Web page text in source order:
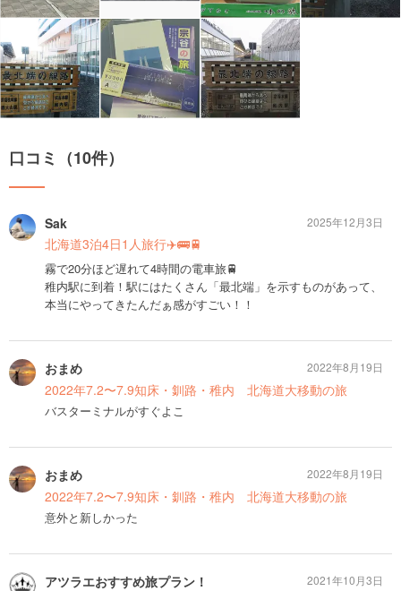
口コミ（10件）
Sak
北海道3泊4日1人旅行✈️🚌🚆
霧で20分ほど遅れて4時間の電車旅🚆
稚内駅に到着！駅にはたくさん「最北端」を示すものがあって、
本当にやってきたんだぁ感がすごい！！
2025年12月3日
おまめ
2022年7.2〜7.9知床・釧路・稚内 北海道大移動の旅
バスターミナルがすぐよこ
2022年8月19日
おまめ
2022年7.2〜7.9知床・釧路・稚内 北海道大移動の旅
意外と新しかった
2022年8月19日
アツラエおすすめ旅プラン！
2021年10月3日